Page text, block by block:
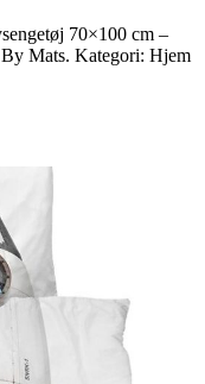
70×100 cm –
Mats. Kategori: Hjem